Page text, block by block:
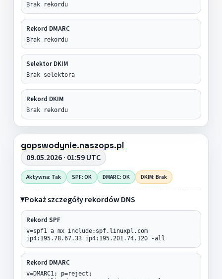
Brak rekordu
Rekord DMARC
Brak rekordu
Selektor DKIM
Brak selektora
Rekord DKIM
Brak rekordu
gopswodynie.naszops.pl
09.05.2026 · 01:59 UTC
Aktywna: Tak SPF: OK DMARC: OK DKIM: Brak
Pokaż szczegóły rekordów DNS
Rekord SPF
v=spf1 a mx include:spf.linuxpl.com
ip4:195.78.67.33 ip4:195.201.74.120 -all
Rekord DMARC
v=DMARC1; p=reject;